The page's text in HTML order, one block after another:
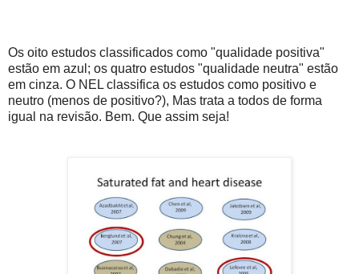
Os oito estudos classificados como "qualidade positiva"
estão em azul; os quatro estudos "qualidade neutra" estão
em cinza. O NEL classifica os estudos como positivo e
neutro (menos de positivo?), Mas trata a todos de forma
igual na revisão. Bem. Que assim seja!